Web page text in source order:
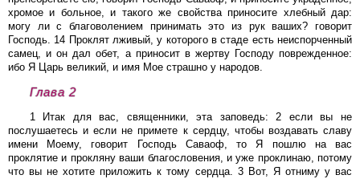
хромое и больное, и такого же свойства приносите хлебный дар:
могу ли с благоволением принимать это из рук ваших? говорит
Господь. 14 Проклят лживый, у которого в стаде есть неиспорченный
самец, и он дал обет, а приносит в жертву Господу поврежденное:
ибо Я Царь великий, и имя Мое страшно у народов.
Глава 2
1 Итак для вас, священники, эта заповедь: 2 если вы не
послушаетесь и если не примете к сердцу, чтобы воздавать славу
имени Моему, говорит Господь Саваоф, то Я пошлю на вас
проклятие и прокляну ваши благословения, и уже проклинаю, потому
что вы не хотите приложить к тому сердца. 3 Вот, Я отниму у вас